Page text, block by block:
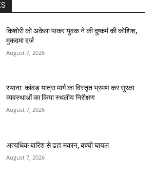
किशोरी को अकेला पाकर युवक ने की दुष्कर्म की कोशिश,
मुकदमा दर्ज
August 7, 2026
स्याना: कांवड़ यात्रा मार्ग का विस्तृत भ्रमण कर सुरक्षा
व्यवस्थाओं का किया स्थलीय निरीक्षण
August 7, 2026
अत्यधिक बारिश से ढहा मकान, बच्ची घायल
August 7, 2026